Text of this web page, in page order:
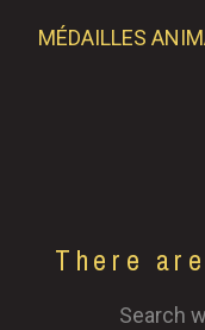
MÉDAILLES
There
Search